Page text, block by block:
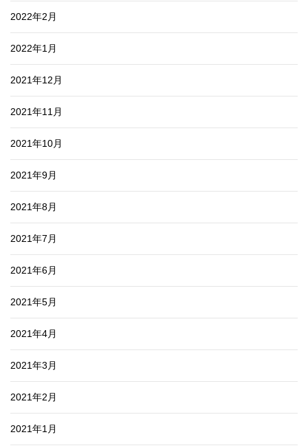
2022年2月
2022年1月
2021年12月
2021年11月
2021年10月
2021年9月
2021年8月
2021年7月
2021年6月
2021年5月
2021年4月
2021年3月
2021年2月
2021年1月